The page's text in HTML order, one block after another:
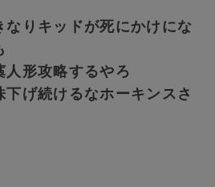
なりキッドが死にかけにな
人形攻略するやろ
下げ続けるなホーキンスさ